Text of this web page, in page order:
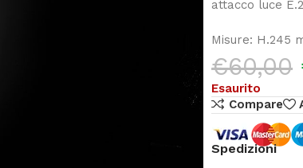
attacco luce
Misure: H.245
€60,00
Esaurito
Compare
Spedizioni